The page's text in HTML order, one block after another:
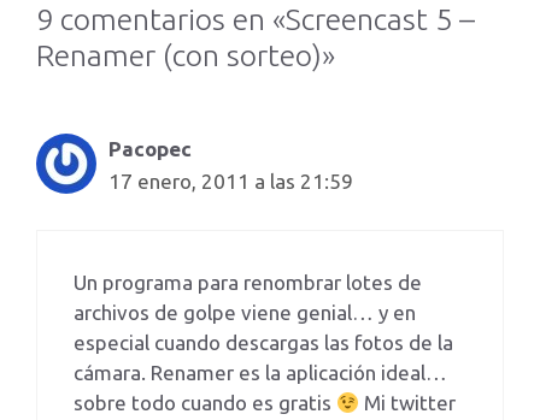
9 comentarios en «Screencast 5 –
Renamer (con sorteo)»
Pacopec
17 enero, 2011 a las 21:59
Un programa para renombrar lotes de
archivos de golpe viene genial… y en
especial cuando descargas las fotos de la
cámara. Renamer es la aplicación ideal…
sobre todo cuando es gratis
Mi twitter